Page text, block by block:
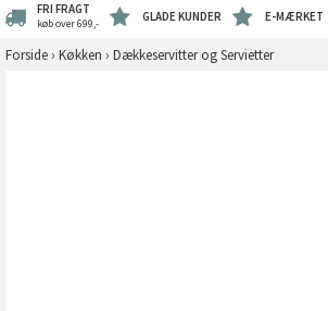
FRI FRAGT
køb over 699,- GLADE KUNDER E-MÆRKET
Forside › Køkken › Dækkeservitter og Servietter